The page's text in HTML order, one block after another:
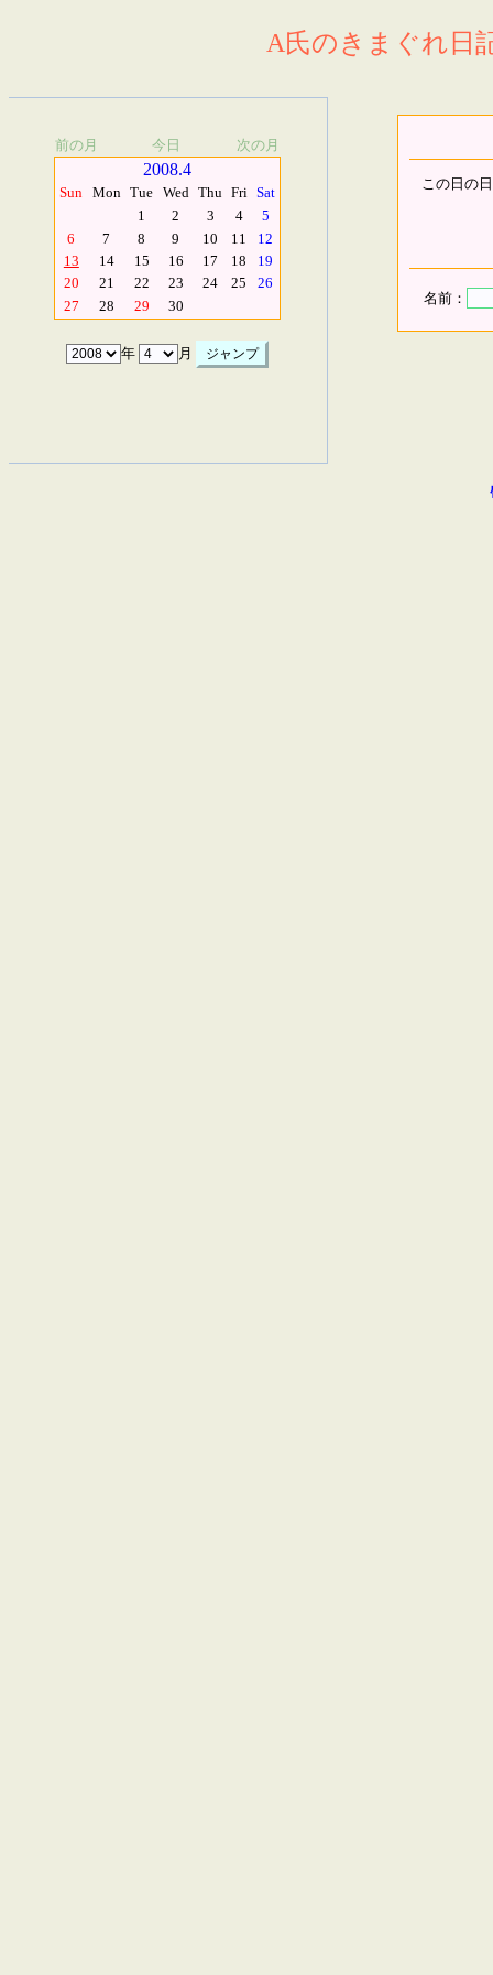
A氏のきまぐれ日
前の月 今日 次の月
2008.4
Sun Mon Tue Wed Thu Fri Sat
1
2 3 4
5
6
7 8 9 10 11
12
13
14 15 16 17 18
19
20
21 22 23 24 25
26
27
28 29 30
年 月
この日の
名前：